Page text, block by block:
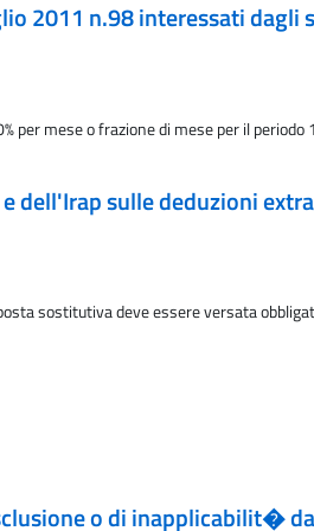
2011 n.98 interessati dagli
per mese o frazione di mese per il
dell'Irap sulle deduzioni
sostitutiva deve essere versata
o di inapplicabilit�